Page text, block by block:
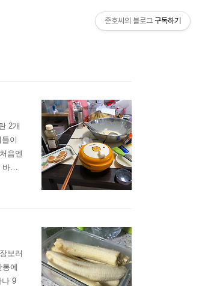
2개
이
음엔
바삭
꿀
보러
에
9
준호씨의 블로그 구독하기